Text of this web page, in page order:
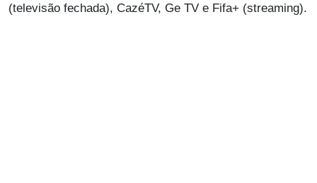
(televisão fechada), CazéTV, Ge TV e Fifa+ (streaming).